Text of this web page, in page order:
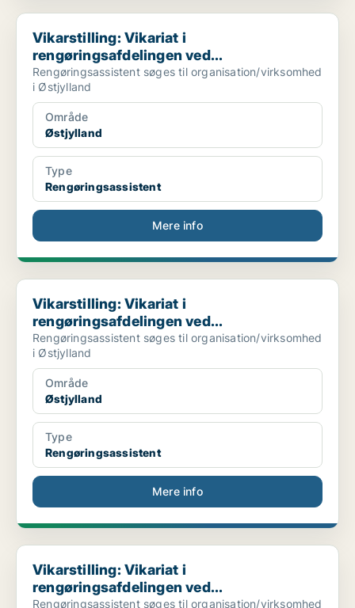
Vikarstilling: Vikariat i rengøringsafdelingen ved...
Vikarstilling: Vikariat i
rengøringsafdelingen ved...
Rengøringsassistent søges til organisation/virksomhed
i Østjylland
Område
Østjylland
Type
Rengøringsassistent
Mere info
Vikarstilling: Vikariat i rengøringsafdelingen ved...
Vikarstilling: Vikariat i
rengøringsafdelingen ved...
Rengøringsassistent søges til organisation/virksomhed
i Østjylland
Område
Østjylland
Type
Rengøringsassistent
Mere info
Vikarstilling: Vikariat i rengøringsafdelingen ved...
Vikarstilling: Vikariat i
rengøringsafdelingen ved...
Rengøringsassistent søges til organisation/virksomhed